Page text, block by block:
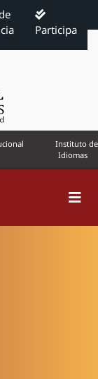
Participa
Instituto de
Idiomas